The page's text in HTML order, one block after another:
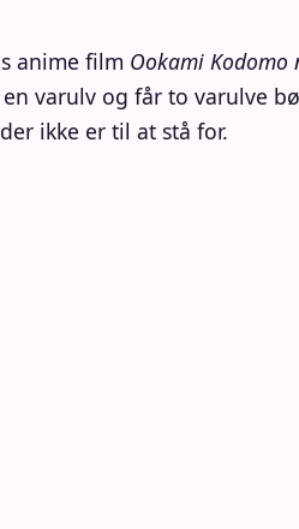
anime film Ookami Kodomo
varulv og får to varulve
ikke er til at stå for.